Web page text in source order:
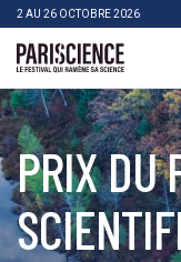
>Aller au contenu
2 AU 26 OCTOBRE 2026
PRIX DU
Panneau de gestion